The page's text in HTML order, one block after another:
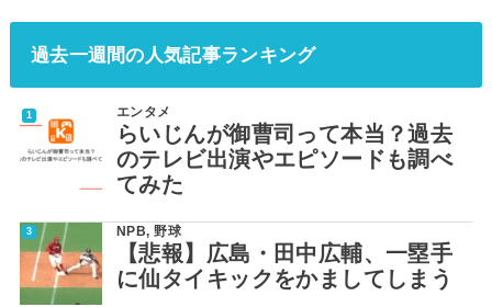
過去一週間の人気記事ランキング
エンタメ
らいじんが御曹司って本当？過去
のテレビ出演やエピソードも調べ
てみた
NPB,野球
【悲報】広島・田中広輔、一塁手
に仙タイキックをかましてしまう